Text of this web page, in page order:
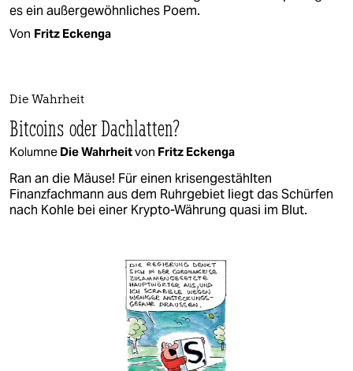
es ein außergewöhnliches Poem.
Von Fritz Eckenga
Die Wahrheit
Bitcoins oder Dachlatten?
Kolumne Die Wahrheitvon Fritz Eckenga
Ran an die Mäuse! Für einen krisengestählten
Finanzfachmann aus dem Ruhrgebiet liegt das Schürfen
nach Kohle bei einer Krypto-Währung quasi im Blut.